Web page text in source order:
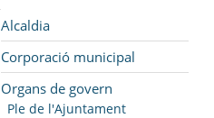
Alcaldia
Corporació municipal
Organs de govern
Ple de l'Ajuntament